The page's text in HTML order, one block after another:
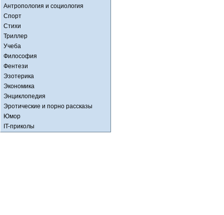
Антропология и социология
Спорт
Стихи
Триллер
Учеба
Философия
Фентези
Эзотерика
Экономика
Энциклопедия
Эротические и порно рассказы
Юмор
IT-приколы